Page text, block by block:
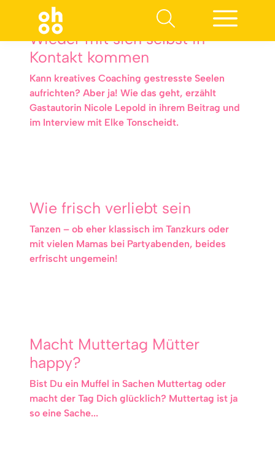
Wieder mit sich selbst in
Kontakt kommen
Kann kreatives Coaching gestresste Seelen
aufrichten? Aber ja! Wie das geht, erzählt
Gastautorin Nicole Lepold in ihrem Beitrag und
im Interview mit Elke Tonscheidt.
Wie frisch verliebt sein
Tanzen – ob eher klassisch im Tanzkurs oder
mit vielen Mamas bei Partyabenden, beides
erfrischt ungemein!
Macht Muttertag Mütter
happy?
Bist Du ein Muffel in Sachen Muttertag oder
macht der Tag Dich glücklich? Muttertag ist ja
so eine Sache...